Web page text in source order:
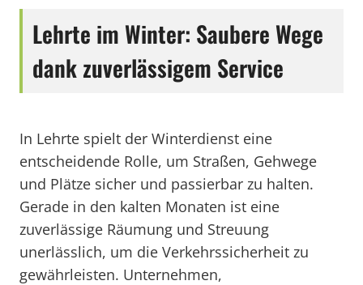
Lehrte im Winter: Saubere Wege
dank zuverlässigem Service
In Lehrte spielt der Winterdienst eine
entscheidende Rolle, um Straßen, Gehwege
und Plätze sicher und passierbar zu halten.
Gerade in den kalten Monaten ist eine
zuverlässige Räumung und Streuung
unerlässlich, um die Verkehrssicherheit zu
gewährleisten. Unternehmen,